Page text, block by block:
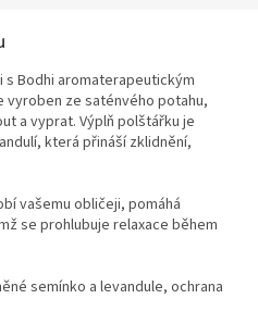
Bodhi aromaterapeutickým
vyroben ze saténvého potahu,
a vyprat. Výplň polštářku je
která přináší zklidnění,
vašemu obličeji, pomáhá
se prohlubuje relaxace během
semínko a levandule, ochrana